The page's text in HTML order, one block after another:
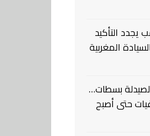
يجدد التأكيد
المغربية
بسطات…
حتى أصبح